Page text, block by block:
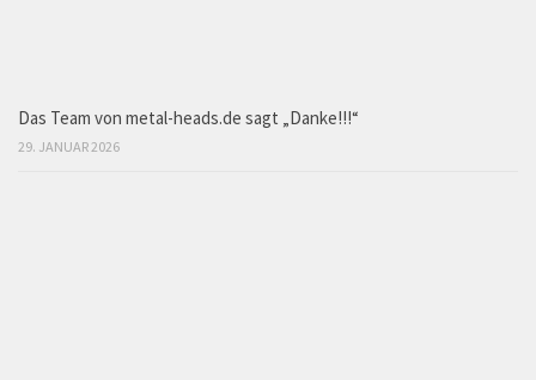
Das Team von metal-heads.de sagt „Danke!!!“
29. JANUAR 2026